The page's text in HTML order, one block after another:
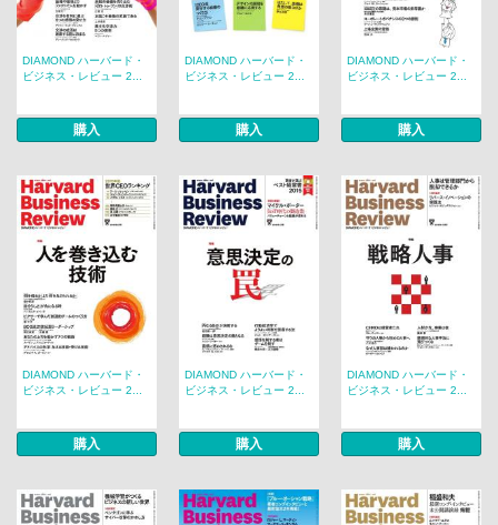
DIAMOND ハーバード・
ビジネス・レビュー 2...
購入
DIAMOND ハーバード・
ビジネス・レビュー 2...
購入
DIAMOND ハーバード・
ビジネス・レビュー 2...
購入
DIAMOND ハーバード・
ビジネス・レビュー 2...
購入
DIAMOND ハーバード・
ビジネス・レビュー 2...
購入
DIAMOND ハーバード・
ビジネス・レビュー 2...
購入